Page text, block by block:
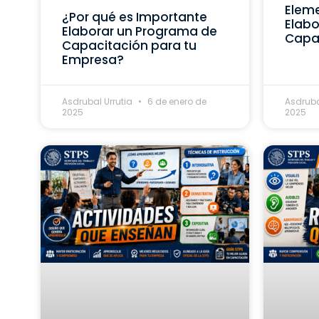
¿Por qué es Importante
Elaborar un Programa de
Capacitación para tu
Empresa?
Asdrubal Urrutia
6 de enero de
2025
2025